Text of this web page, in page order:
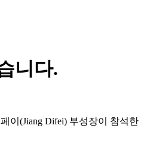
니다.
이(Jiang Difei) 부성장이 참석